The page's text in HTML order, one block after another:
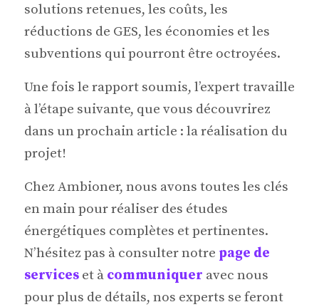
solutions retenues, les coûts, les
réductions de GES, les économies et les
subventions qui pourront être octroyées.
Une fois le rapport soumis, l’expert travaille
à l’étape suivante, que vous découvrirez
dans un prochain article : la réalisation du
projet!
Chez Ambioner, nous avons toutes les clés
en main pour réaliser des études
énergétiques complètes et pertinentes.
N’hésitez pas à consulter notre page de
serviceset à communiquer avec nous
pour plus de détails, nos experts se feront